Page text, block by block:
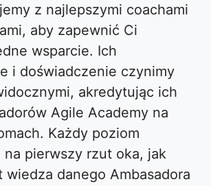
z najlepszymi coachami
aby zapewnić Ci
wsparcie. Ich
i doświadczenie czynimy
akredytując ich
Agile Academy na
Każdy poziom
na pierwszy rzut oka, jak
wiedza danego Ambasadora